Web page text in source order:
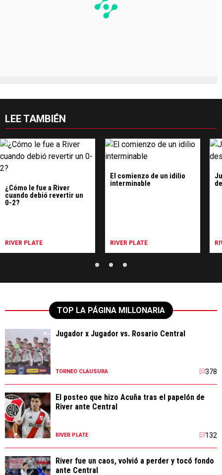
LEE TAMBIÉN
¿Cómo le fue a River
cuando debió revertir un
0-2?
RIVER PLATE
El comienzo de un idilio
interminable
RIVER PLATE
TOP LA PÁGINA MILLONARIA
Jugador x Jugador vs. Rosario Central
TORNEO CLAUSURA 378
El posteo que hizo Acuña tras el papelón de
River ante Central
RIVER PLATE 132
River fue un caos, volvió a perder y tocó fondo
ante Central